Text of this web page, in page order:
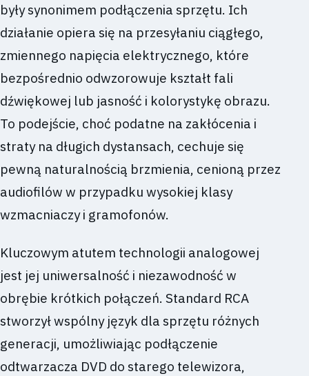
były synonimem podłączenia sprzętu. Ich
działanie opiera się na przesyłaniu ciągłego,
zmiennego napięcia elektrycznego, które
bezpośrednio odwzorowuje kształt fali
dźwiękowej lub jasność i kolorystykę obrazu.
To podejście, choć podatne na zakłócenia i
straty na długich dystansach, cechuje się
pewną naturalnością brzmienia, cenioną przez
audiofilów w przypadku wysokiej klasy
wzmacniaczy i gramofonów.
Kluczowym atutem technologii analogowej
jest jej uniwersalność i niezawodność w
obrębie krótkich połączeń. Standard RCA
stworzył wspólny język dla sprzętu różnych
generacji, umożliwiając podłączenie
odtwarzacza DVD do starego telewizora,